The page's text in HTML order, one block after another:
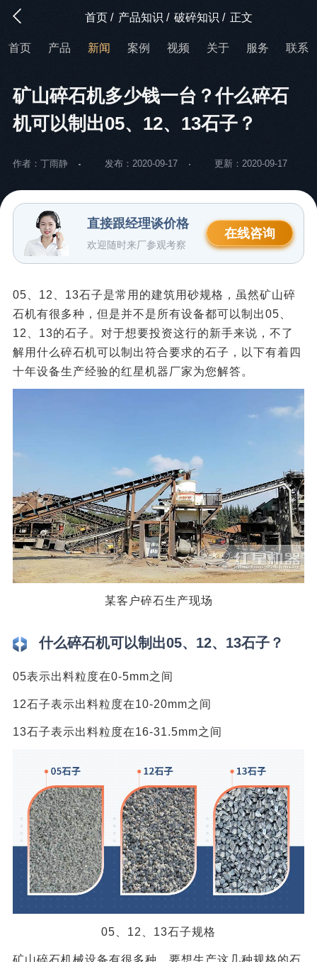
首页 / 产品知识 / 破碎知识 / 正文
首页 产品 新闻 案例 视频 关于 服务 联系
矿山碎石机多少钱一台？什么碎石
机可以制出05、12、13石子？
作者：丁雨静 发布：2020-09-17 更新：2020-09-17
直接跟经理谈价格
欢迎随时来厂参观考察
在线咨询
05、12、13石子是常用的建筑用砂规格，虽然矿山碎
石机有很多种，但是并不是所有设备都可以制出05、
12、13的石子。对于想要投资这行的新手来说，不了
解用什么碎石机可以制出符合要求的石子，以下有着四
十年设备生产经验的红星机器厂家为您解答。
某客户碎石生产现场
什么碎石机可以制出05、12、13石子？
05表示出料粒度在0-5mm之间
12石子表示出料粒度在10-20mm之间
13石子表示出料粒度在16-31.5mm之间
05、12、13石子规格